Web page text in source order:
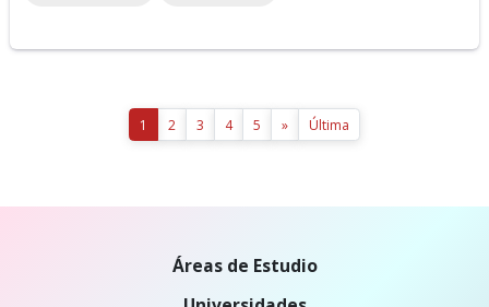
1 2 3 4 5 » Última
Áreas de Estudio